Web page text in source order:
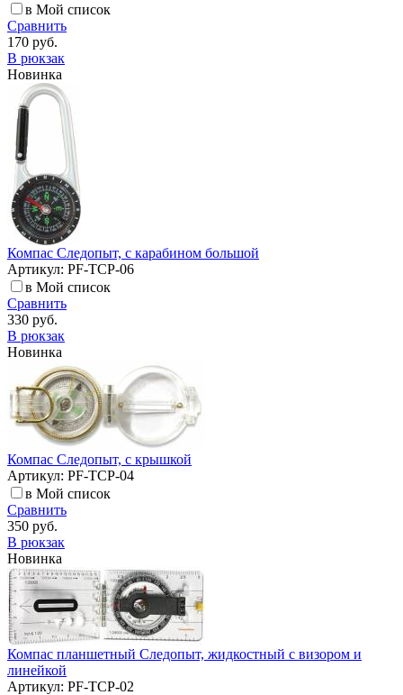
в Мой список
Сравнить
170 руб.
В рюкзак
Новинка
Компас Следопыт, с карабином большой
Артикул: PF-TCP-06
в Мой список
Сравнить
330 руб.
В рюкзак
Новинка
Компас Следопыт, с крышкой
Артикул: PF-TCP-04
в Мой список
Сравнить
350 руб.
В рюкзак
Новинка
Компас планшетный Следопыт, жидкостный с визором и
линейкой
Артикул: PF-TCP-02